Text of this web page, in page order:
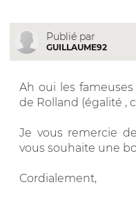
Publié par
GUILLAUME92
Ah oui les
de Rolland (égalité ,
Je vous remercie
vous souhaite une
Cordialement,